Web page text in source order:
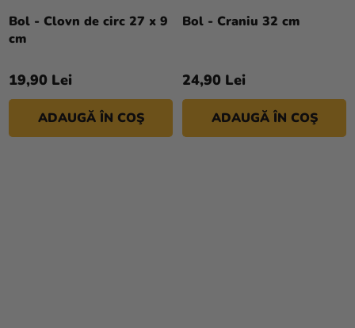
Bol - Clovn de circ 27 x 9
cm
19,90 Lei
ADAUGĂ ÎN COŞ
Bol - Craniu 32 cm
24,90 Lei
ADAUGĂ ÎN COŞ